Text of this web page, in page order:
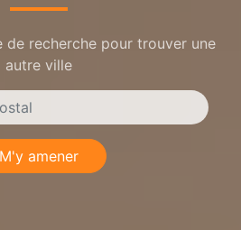
de recherche pour trouver une
autre ville
M'y amener